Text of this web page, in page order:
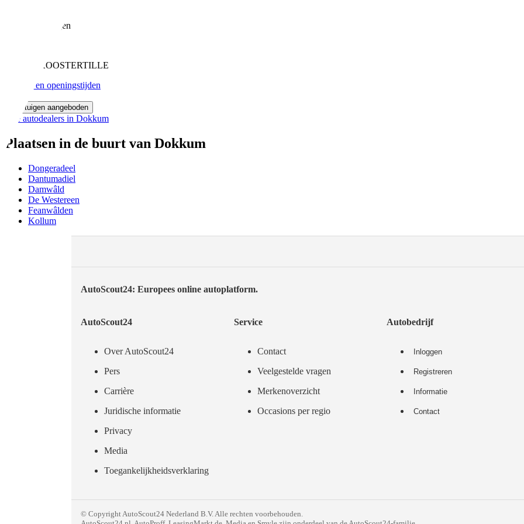
74 Beoordelingen
9288 XJ KOOSTERTILLE
Contact en openingstijden
Voertuigen aangeboden
Alle autodealers in Dokkum
Plaatsen in de buurt van Dokkum
Dongeradeel
Dantumadiel
Damwâld
De Westereen
Feanwâlden
Kollum
AutoScout24: Europees online autoplatform.
AutoScout24
Over AutoScout24
Pers
Carrière
Juridische informatie
Privacy
Media
Toegankelijkheidsverklaring
Service
Contact
Veelgestelde vragen
Merkenoverzicht
Occasions per regio
Autobedrijf
Inloggen
Registreren
Informatie
Contact
© Copyright AutoScout24 Nederland B.V. Alle rechten voorbehouden.